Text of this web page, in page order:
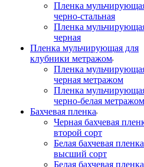
Пленка
черно-стальная
Пленка
черная
Пленка мульчирующая для
клубники метражом
Пленка
черная метражом
Пленка
черно-белая метражом
Бахчевая пленка
Черная бахчевая
второй сорт
Белая бахчевая пленка
высший сорт
Белая бахчевая пленка